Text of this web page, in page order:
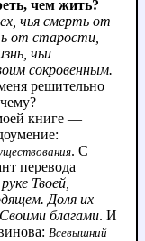
чем жить?
чья смерть от
от старости,
чьи
сокровенным.
решительно
книге —
. С
перевода
Твоей,
Доля их —
благами. И
Всевышний